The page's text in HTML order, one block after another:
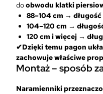
doobwodu klatki
88–104 cm → długość
104–120 cm →
120 cm i więcej →
✔Dzięki temu pagon
zachowuje właściwe
Montaż – sposób
Naramienniki